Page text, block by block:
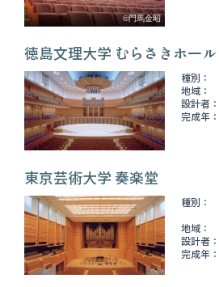
©門馬金昭
徳島文理大学 むらさきホール
種別：
地域：
設計者：
完成年：
東京芸術大学 奏楽堂
種別：
地域：
設計者：
完成年：